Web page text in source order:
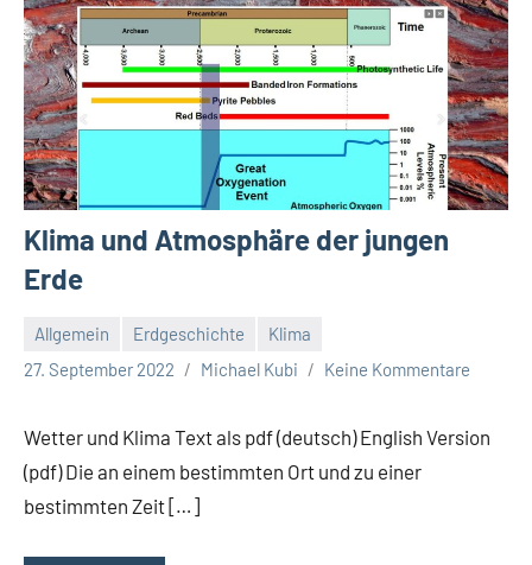
Klima und Atmosphäre der jungen
Erde
Allgemein Erdgeschichte
Klima
27. September 2022
Michael Kubi Keine Kommentare
Wetter und Klima Text als pdf (deutsch) English Version
(pdf) Die an einem bestimmten Ort und zu einer
bestimmten Zeit […]